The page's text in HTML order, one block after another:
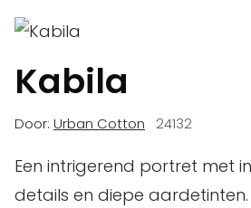
Kabila
Door: Urban Cotton 24132
Een intrigerend portret met
details en diepe aardetinten.